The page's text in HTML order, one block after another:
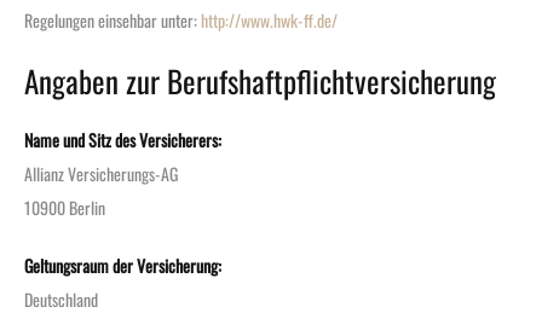
Regelungen einsehbar unter:http://www.hwk-ff.de/
Angaben zur Berufshaftpflichtversicherung
Name und Sitz des Versicherers:
Allianz Versicherungs-AG
10900 Berlin
Geltungsraum der Versicherung:
Deutschland